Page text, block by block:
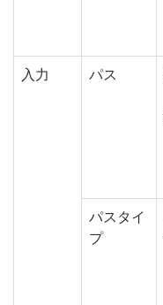
入力 パス
パスタイ
プ